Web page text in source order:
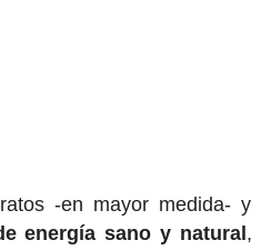
-en mayor medida- y
energía sano y natural ,